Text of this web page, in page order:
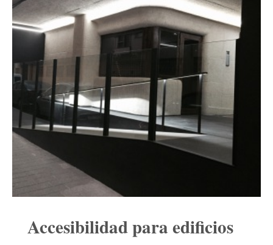
Accesibilidad para edificios